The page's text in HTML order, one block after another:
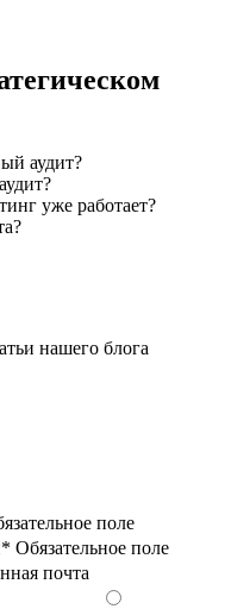
аудит?
уже работает?
нашего блога
поле
Обязательное поле
почта